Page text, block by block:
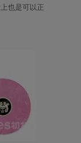
也是可以正